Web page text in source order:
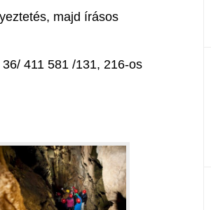
majd írásos
411 581 /131, 216-os